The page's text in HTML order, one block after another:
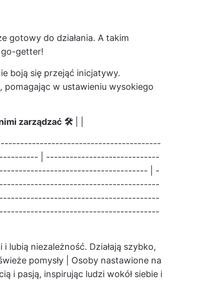
gotowy do działania. A takim
go-getter!
boją się przejąć inicjatywy.
w ustawieniu wysokiego
zarządzać 🛠️
| -----------------------------
| -
lubią niezależność. Działają szybko,
pomysły | Osoby nastawione na
i pasją, inspirując ludzi wokół siebie i